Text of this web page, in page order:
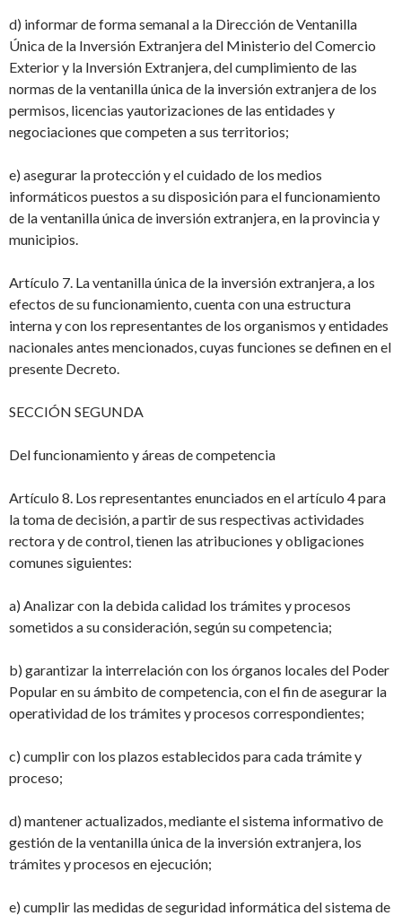
d) informar de forma semanal a la Dirección de Ventanilla
Única de la Inversión Extranjera del Ministerio del Comercio
Exterior y la Inversión Extranjera, del cumplimiento de las
normas de la ventanilla única de la inversión extranjera de los
permisos, licencias yautorizaciones de las entidades y
negociaciones que competen a sus territorios;
e) asegurar la protección y el cuidado de los medios
informáticos puestos a su disposiciónpara el funcionamiento
de la ventanilla única de inversión extranjera, en la provinciay
municipios.
Artículo 7. La ventanilla única de la inversión extranjera, a los
efectos de su funcionamiento, cuenta con una estructura
interna y con los representantes de los organismos y entidades
nacionales antes mencionados, cuyas funciones se definen en el
presente Decreto.
SECCIÓN SEGUNDA
Del funcionamiento y áreas de competencia
Artículo 8. Los representantes enunciados en el artículo 4 para
la toma de decisión, apartir de sus respectivas actividades
rectora y de control, tienen las atribuciones y obligaciones
comunes siguientes:
a) Analizar con la debida calidad los trámites y procesos
sometidos a su consideración, según su competencia;
b) garantizar la interrelación con los órganos locales del Poder
Popular en su ámbito decompetencia, con el fin de asegurar la
operatividad de los trámites y procesos correspondientes;
c) cumplir con los plazos establecidos para cada trámite y
proceso;
d) mantener actualizados, mediante el sistema informativo de
gestión de la ventanillaúnica de la inversión extranjera, los
trámites y procesos en ejecución;
e) cumplir las medidas de seguridad informática del sistema de